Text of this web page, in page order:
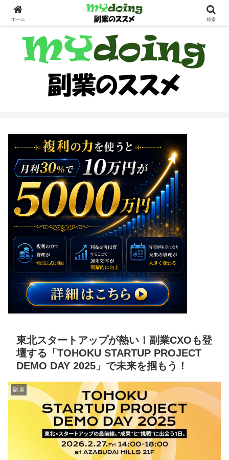
副業界隈
東北スタートアップが熱い！副業CXOも登
壇する「TOHOKU STARTUP PROJECT
DEMO DAY 2025」で未来を掴もう！
副 業
ホーム 検索